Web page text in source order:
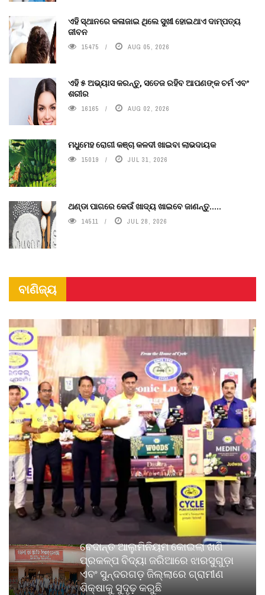
ଏହି ସ୍ଥାନରେ କଳାଜାଇ ଥିଲେ ସୁଖୀ ହୋଇଥାଏ ଦାମ୍ପତ୍ୟ
ଜୀବନ
15475 AUG 05, 2026
ଏହି ୫ ଅଭ୍ୟାସ କରନ୍ତୁ, ସତେଜ ରହିବ ଆପଣଙ୍କ ଚର୍ମ ଏବଂ
ଶରୀର
16165 AUG 02, 2026
ମଧୁମେହ ରୋଗୀ କଞ୍ଚା କଳଦୀ ଖାଇବା ଲାଭଦାୟକ
15019 JUL 31, 2026
ଥଣ୍ଡା ପାଗରେ କେଉଁ ଖାଦ୍ୟ ଖାଇବେ ଜାଣନ୍ତୁ.....
14511 JUL 28, 2026
ବାଣିଜ୍ୟ
ବେଦାନ୍ତ ଆଲୁମିନିୟମ କୋଇଲା ଖଣି
ପ୍ରକଳ୍ପ ବିଦ୍ୟା ଜରିଆରେ ଝାରସୁଗୁଡ଼ା
ଏବଂ ସୁନ୍ଦରଗଡ଼ ଜିଲ୍ଲାରେ ଗ୍ରାମୀଣ
ଶିକ୍ଷାକୁ ସୁଦୃଢ଼ କରୁଛି